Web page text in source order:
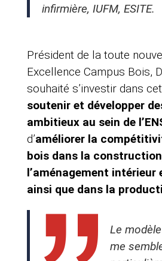
infirmière, IUFM, ESITE.
Président de la toute
Excellence Campus Bois,
souhaité s’investir dans
soutenir et développer
ambitieux au sein de
d’améliorer la
bois dans la
l’aménagement intérieur
ainsi que dans la
Le
me